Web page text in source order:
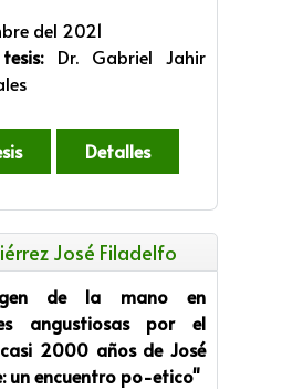
del 2021
Dr. Gabriel Jahir
Detalles
José Filadelfo
de la mano en
angustiosas por el
2000 años de José
un encuentro po-etico"